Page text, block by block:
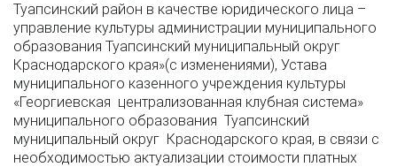
Туапсинский район в качестве юридического лица –
управление культуры администрации муниципального
образования Туапсинский муниципальный округ
Краснодарского края»(с изменениями), Устава
муниципального казенного учреждения культуры
«Георгиевская централизованная клубная система»
муниципального образования Туапсинский
муниципальный округ Краснодарского края, в связи с
необходимостью актуализации стоимости платных